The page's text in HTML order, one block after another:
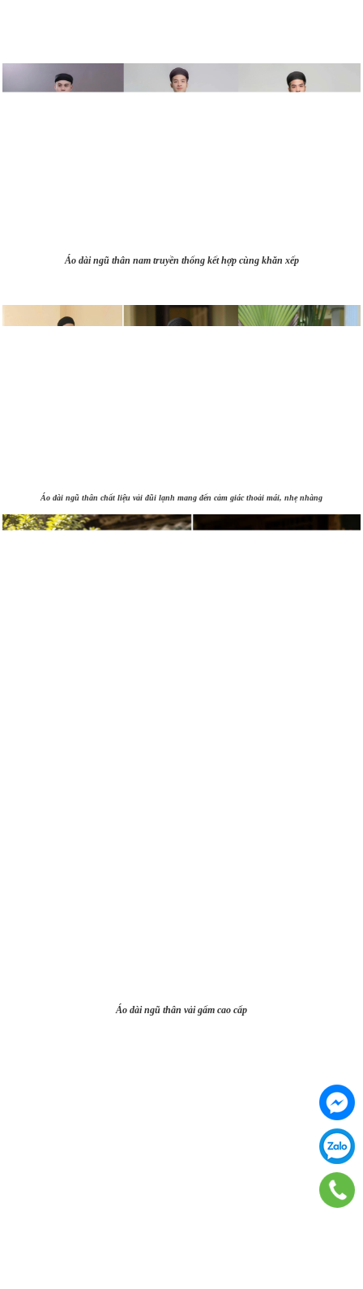
Áo dài ngũ thân nam truyền thống kết hợp cùng khăn xếp
Áo dài ngũ thân chất liệu vải đũi lạnh mang đến cảm giác thoải mái, nhẹ nhàng
Áo dài ngũ thân vải gấm cao cấp